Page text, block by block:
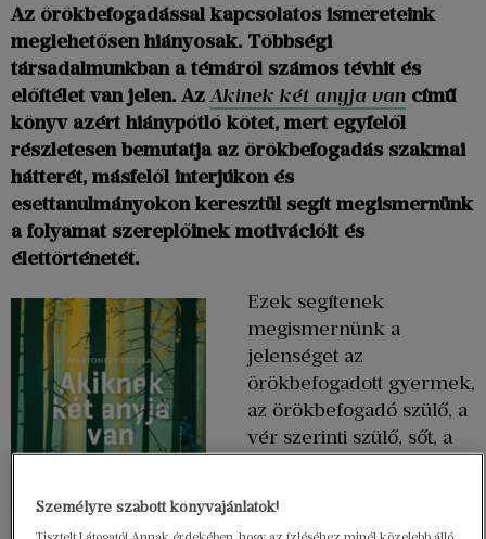
Az örökbefogadással kapcsolatos ismereteink
meglehetősen hiányosak. Többségi
társadalmunkban a témáról számos tévhit és
előítélet van jelen. AzAkinek két anyja van című
könyv azért hiánypótló kötet, mert egyfelől
részletesen bemutatja az örökbefogadás szakmai
hátterét, másfelől interjúkon és
esettanulmányokon keresztül segít megismernünk
a folyamat szereplőinek motivációit és
élettörténetét.
Ezek segítenek
megismernünk a
jelenséget az
örökbefogadott gyermek,
az örökbefogadó szülő, a
vér szerinti szülő, sőt, a
nevelőszülő és az
oldaláról is. A könyv
Személyre szabott könyvajánlatok!